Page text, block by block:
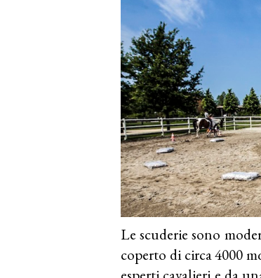
Le scuderie sono
coperto di circa 4000